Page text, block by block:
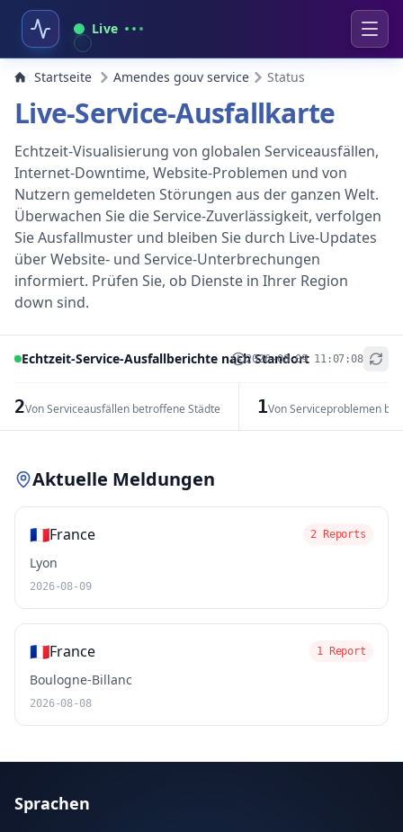
Live
Startseite Amendes gouv service Status
Live-Service-Ausfallkarte
Echtzeit-Visualisierung von globalen Serviceausfällen,
Internet-Downtime, Website-Problemen und von
Nutzern gemeldeten Störungen aus der ganzen Welt.
Überwachen Sie die Service-Zuverlässigkeit, verfolgen
Sie Ausfallmuster und bleiben Sie durch Live-Updates
über Website- und Service-Unterbrechungen
informiert. Prüfen Sie, ob Dienste in Ihrer Region
down sind.
Echtzeit-Service-Ausfallberichte nach Standort
2026-08-09 11:07:08
2Von Serviceausfällen betroffene Städte 1Von Serviceproblemen
+
Aktuelle Meldungen
🇫🇷France 2 Reports
Lyon
2026-08-09
🇫🇷France 1 Report
Boulogne-Billanc
2026-08-08
Sprachen